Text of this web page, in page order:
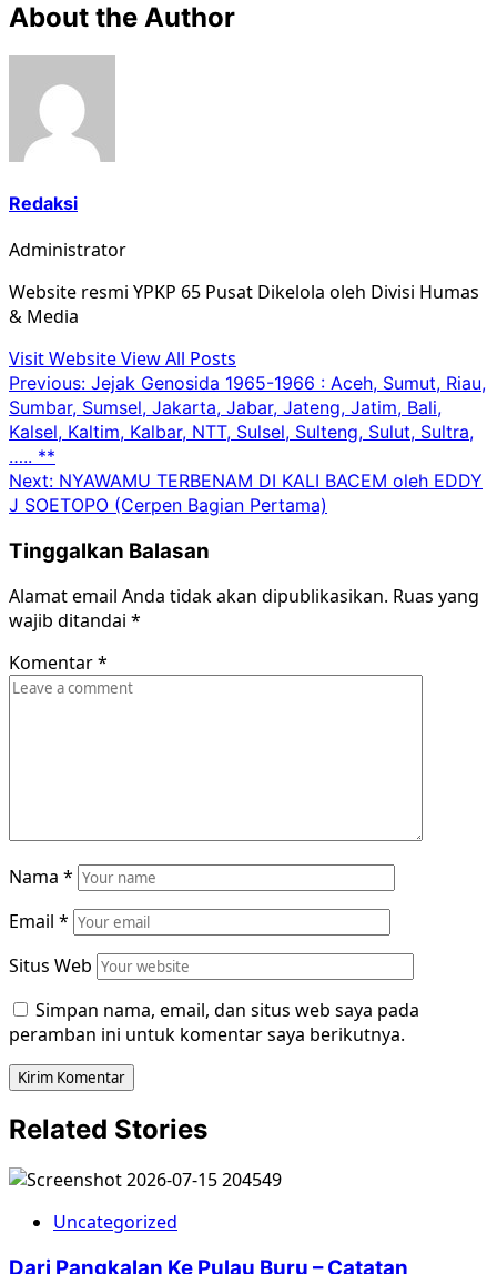
About the Author
Redaksi
Administrator
Website resmi YPKP 65 Pusat Dikelola oleh Divisi Humas
& Media
Visit WebsiteView All Posts
Post
navigation
Previous: Jejak Genosida 1965-1966 : Aceh, Sumut, Riau,
Sumbar, Sumsel, Jakarta, Jabar, Jateng, Jatim, Bali,
Kalsel, Kaltim, Kalbar, NTT, Sulsel, Sulteng, Sulut, Sultra,
….. **
Next: NYAWAMU TERBENAM DI KALI BACEM oleh EDDY
J SOETOPO (Cerpen Bagian Pertama)
Tinggalkan Balasan
Alamat email Anda tidak akan dipublikasikan. Ruas yang
wajib ditandai *
Komentar*
Nama *
Email *
Situs Web
Simpan nama, email, dan situs web saya pada
peramban ini untuk komentar saya berikutnya.
Related Stories
Uncategorized
Dari Pangkalan Ke Pulau Buru – Catatan